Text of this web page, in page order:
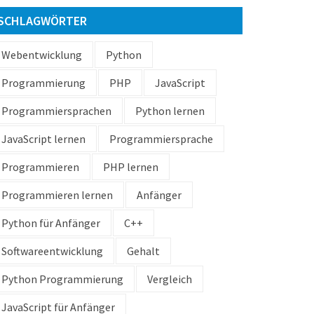
Webentwicklung
Python
Programmierung
PHP
JavaScript
Programmiersprachen
Python lernen
JavaScript lernen
Programmiersprache
Programmieren
PHP lernen
Programmieren lernen
Anfänger
Python für Anfänger
C++
Softwareentwicklung
Gehalt
Python Programmierung
Vergleich
JavaScript für Anfänger